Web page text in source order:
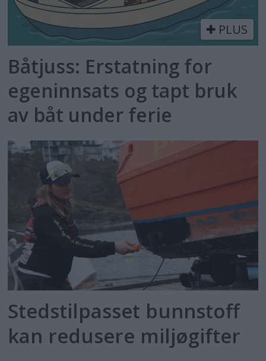
PLUS
Båtjuss: Erstatning for
egeninnsats og tapt bruk
av båt under ferie
Stedstilpasset bunnstoff
kan redusere miljøgifter